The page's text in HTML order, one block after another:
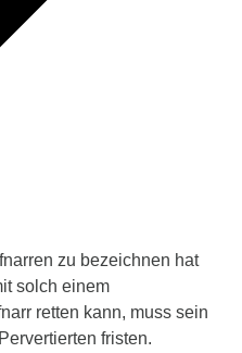
zu bezeichnen hat
solch einem
retten kann, muss sein
fristen.